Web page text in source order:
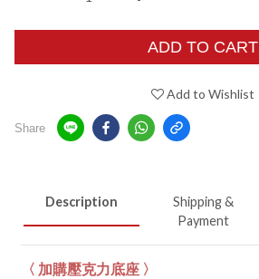
ADD TO CART
Add to Wishlist
Share
Description
Shipping &
Payment
〈 加購壓克力底座 〉